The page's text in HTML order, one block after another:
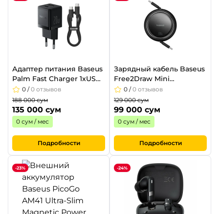
Адаптер питания Baseus
Palm Fast Charger 1xUSB-
A 1xUSB-C 20W Cluster
Black
0 /0 отзывов
188 000 сум
135 000 сум
0 сум / мес
Подробности
Зарядный кабель Baseus
Free2Draw Mini
Retractable Charging
Cable USB-C to USB-C
100W 1m Black
0 /0 отзывов
129 000 сум
99 000 сум
0 сум / мес
Подробности
-23% -24%